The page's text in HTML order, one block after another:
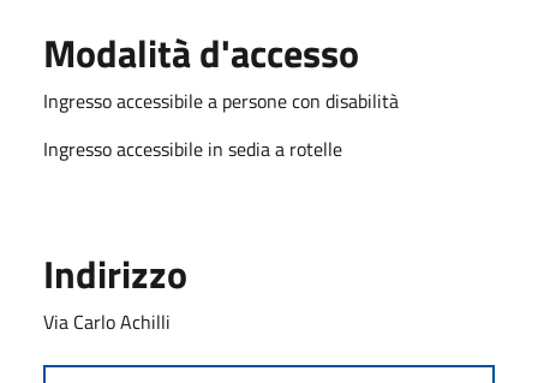
Modalità d'accesso
Ingresso accessibile a persone con disabilità
Ingresso accessibile in sedia a rotelle
Indirizzo
Via Carlo Achilli